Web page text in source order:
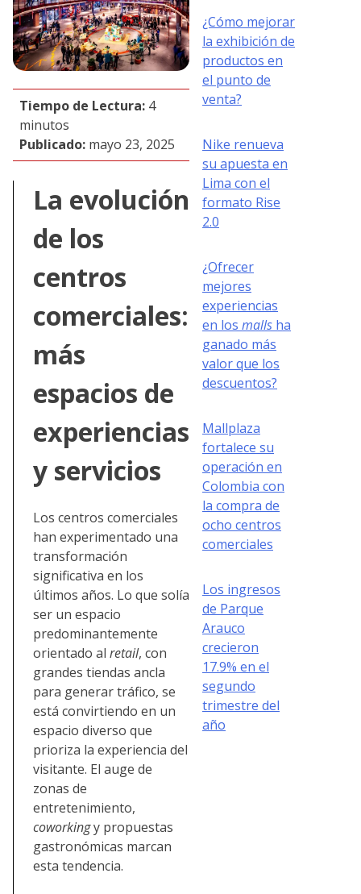
Tiempo de Lectura: 4
minutos
Publicado: mayo 23, 2025
La evolución
de los
centros
comerciales:
más
espacios de
experiencias
y servicios
Los centros comerciales
han experimentado una
transformación
significativa en los
últimos años. Lo que solía
ser un espacio
predominantemente
orientado al retail, con
grandes tiendas ancla
para generar tráfico, se
está convirtiendo en un
espacio diverso que
prioriza la experiencia del
visitante. El auge de
zonas de
entretenimiento,
coworkingy propuestas
gastronómicas marcan
esta tendencia.
¿Cómo mejorar
la exhibición de
productos en
el punto de
venta?
Nike renueva
su apuesta en
Lima con el
formato Rise
2.0
¿Ofrecer
mejores
experiencias
en los malls ha
ganado más
valor que los
descuentos?
Mallplaza
fortalece su
operación en
Colombia con
la compra de
ocho centros
comerciales
Los ingresos
de Parque
Arauco
crecieron
17.9% en el
segundo
trimestre del
año